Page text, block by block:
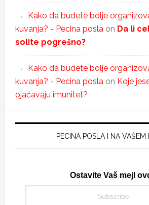
Kako da budete bolje
kuvanja? - Pecina poslaon Da li
solite pogrešno?
Kako da budete bolje
kuvanja? - Pecina poslaon Koje
ojačavaju imunitet?
PECINA POSLA I NA VAŠEM
Ostavite Vaš mejl